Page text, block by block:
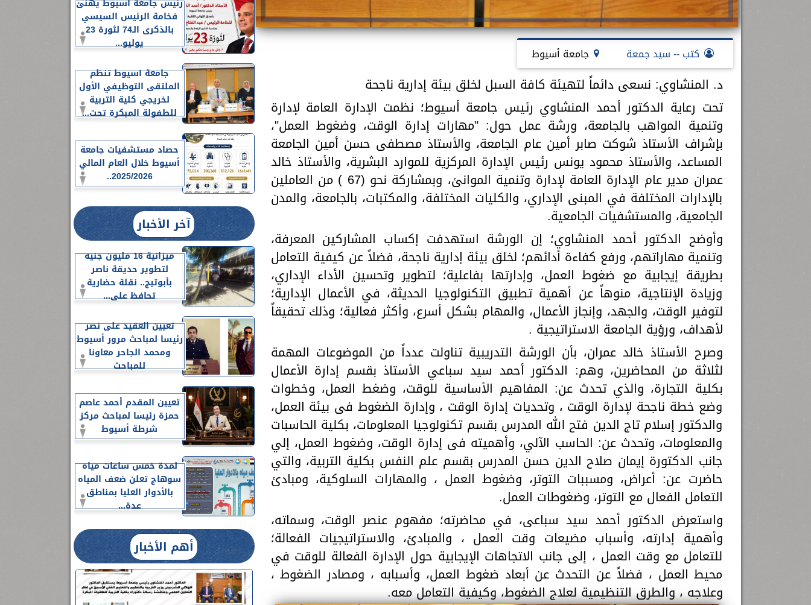
كتب -- سيد جمعة جامعة أسيوط
د. المنشاوي: نسعى دائماً لتهيئة كافة السبل لخلق بيئة إدارية ناجحة
تحت رعاية الدكتور أحمد المنشاوي رئيس جامعة أسيوط؛ نظمت الإدارة العامة لإدارة
وتنمية المواهب بالجامعة، ورشة عمل حول: "مهارات إدارة الوقت، وضغوط العمل"،
بإشراف الأستاذ شوكت صابر أمين عام الجامعة، والأستاذ مصطفى حسن أمين الجامعة
المساعد، والأستاذ محمود يونس رئيس الإدارة المركزية للموارد البشرية، والأستاذ خالد
عمران مدير عام الإدارة العامة لإدارة وتنمية الموانئ، وبمشاركة نحو (67 ) من العاملين
بالإدارات المختلفة في المبنى الإداري، والكليات المختلفة، والمكتبات، بالجامعة، والمدن
الجامعية، والمستشفيات الجامعية.
وأوضح الدكتور أحمد المنشاوي؛ إن الورشة استهدفت إكساب المشاركين المعرفة،
وتنمية مهاراتهم، ورفع كفاءة أدائهم؛ لخلق بيئة إدارية ناجحة، فضلاً عن كيفية التعامل
بطريقة إيجابية مع ضغوط العمل، وإدارتها بفاعلية؛ لتطوير وتحسين الأداء الإداري،
وزيادة الإنتاجية، منوهاً عن أهمية تطبيق التكنولوجيا الحديثة، في الأعمال الإدارية؛
لتوفير الوقت، والجهد، وإنجاز الأعمال، والمهام بشكل أسرع، وأكثر فعالية؛ وذلك تحقيقاً
لأهداف، ورؤية الجامعة الاستراتيجية .
وصرح الأستاذ خالد عمران، بأن الورشة التدريبية تناولت عدداً من الموضوعات المهمة
لثلاثة من المحاضرين، وهم: الدكتور أحمد سيد سباعي الأستاذ بقسم إدارة الأعمال
بكلية التجارة، والذي تحدث عن: المفاهيم الأساسية للوقت، وضغط العمل، وخطوات
وضع خطة ناجحة لإدارة الوقت ، وتحديات إدارة الوقت ، وإدارة الضغوط فى بيئة العمل،
والدكتور إسلام تاج الدين فتح الله المدرس بقسم تكنولوجيا المعلومات، بكلية الحاسبات
والمعلومات، وتحدث عن: الحاسب الآلي، وأهميته فى إدارة الوقت، وضغوط العمل، إلي
جانب الدكتورة إيمان صلاح الدين حسن المدرس بقسم علم النفس بكلية التربية، والتي
حاضرت عن: أعراض، ومسببات التوتر، وضغوط العمل ، والمهارات السلوكية، ومبادئ
التعامل الفعال مع التوتر، وضغوطات العمل.
واستعرض الدكتور أحمد سيد سباعى، في محاضرته؛ مفهوم عنصر الوقت، وسماته،
وأهمية إدارته، وأسباب مضيعات وقت العمل ، والمبادئ، والاستراتيجيات الفعالة؛
للتعامل مع وقت العمل ، إلى جانب الاتجاهات الإيجابية حول الإدارة الفعالة للوقت في
محيط العمل ، فضلاً عن التحدث عن أبعاد ضغوط العمل، وأسبابه ، ومصادر الضغوط ،
وعلاجه ، والطرق التنظيمية لعلاج الضغوط، وكيفية التعامل معه.
رئيس جامعة أسيوط يهنئ
فخامة الرئيس السيسي
بالذكرى الـ74 لثورة 23
يوليو...
جامعة أسيوط تنظم
الملتقى التوظيفي الأول
لخريجي كلية التربية
للطفولة المبكرة تحت...
حصاد مستشفيات جامعة
أسيوط خلال العام المالي
2025/2026..
آخر الأخبار
ميزانية 16 مليون جنيه
لتطوير حديقة ناصر
بأبوتيج.. نقلة حضارية
تحافظ على...
تعيين العقيد على نصر
رئيسا لمباحث مرور أسيوط
ومحمد الجاحر معاونا
للمباحث
تعيين المقدم أحمد عاصم
حمزة رئيسا لمباحث مركز
شرطة أسيوط
لمدة خمس ساعات مياه
سوهاج تعلن ضعف المياه
بالأدوار العليا بمناطق
عدة...
أهم الأخبار